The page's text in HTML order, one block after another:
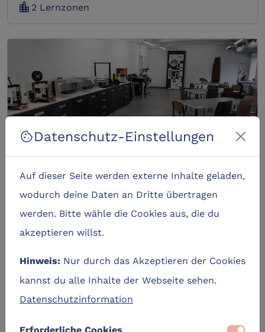
cookieDatenschutz-Einstellungen
Auf dieser Seite werden externe Inhalte geladen,
wodurch deine Daten an Dritte übertragen
werden. Bitte wähle die Cookies aus, die du
akzeptieren willst.
Hinweis: Nur durch das Akzeptieren der Cookies
kannst du alle Inhalte der Webseite sehen.
Datenschutzinformation
location_city 2 Lernzonen
FabLab.SH by opencampus.sh
location_city1 Lernzone
Lernangebote